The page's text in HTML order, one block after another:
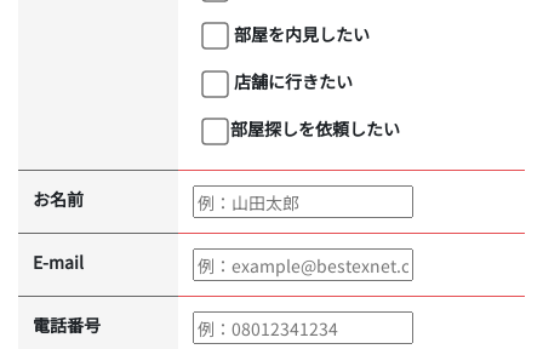
部屋を内見したい
店舗に行きたい
部屋探しを依頼したい
お名前
E-mail
電話番号